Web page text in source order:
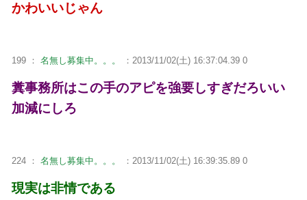
かわいいじゃん
199 ： 名無し募集中。。。 ：2013/11/02(土) 16:37:04.39 0
糞事務所はこの手のアピを強要しすぎだろいい
加減にしろ
224 ： 名無し募集中。。。 ：2013/11/02(土) 16:39:35.89 0
現実は非情である